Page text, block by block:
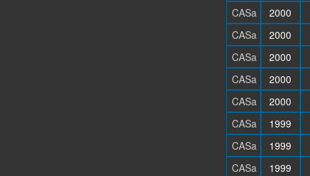
CASa
2000
CASa
2000
CASa
2000
CASa
2000
CASa
2000
CASa
1999
CASa
1999
CASa
1999